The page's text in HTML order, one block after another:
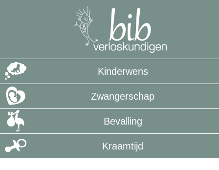
Kinderwens
Zwangerschap
Bevalling
Kraamtijd